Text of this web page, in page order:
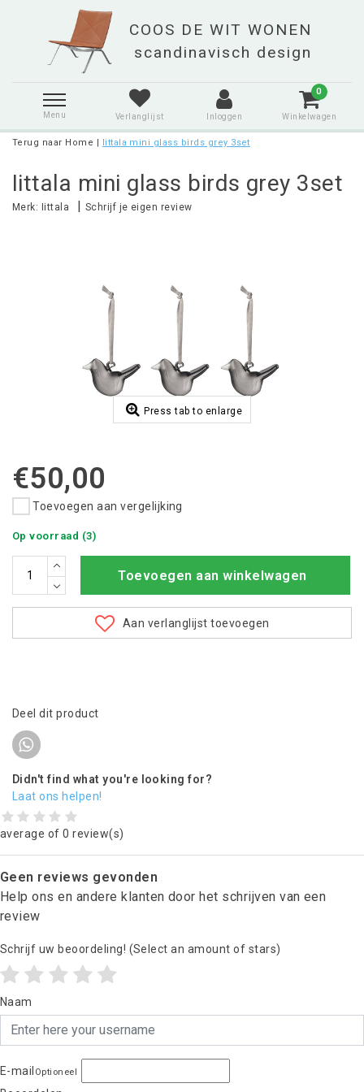
Menu Verlanglijst Inloggen
0
Winkelwagen
Terug naar Home | Iittala mini glass birds grey 3set
Iittala mini glass birds grey 3set
Merk: Iittala | Schrijf je eigen review
Press tab to enlarge
€50,00
Toevoegen aan vergelijking
Op voorraad (3)
Toevoegen aan winkelwagen
Aan verlanglijst toevoegen
Deel dit product
Didn't find what you're looking for?
Laat ons helpen!
average of 0 review(s)
Geen reviews gevonden
Help ons en andere klanten door het schrijven van een
review
Schrijf uw beoordeling! (Select an amount of stars)
Naam
E-mail Optioneel